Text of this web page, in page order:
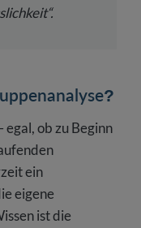
ob zu Beginn
ein
eigene
ist die